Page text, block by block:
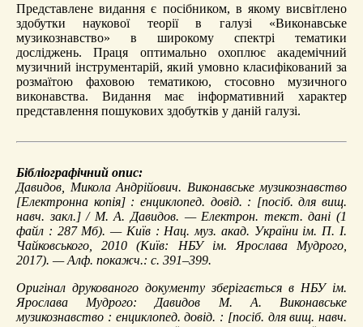
Представлене видання є посібником, в якому висвітлено
здобутки наукової теорії в галузі «Виконавське
музикознавство» в широкому спектрі тематики
досліджень. Праця оптимально охоплює академічний
музичний інструментарій, який умовно класифікований за
розмаїтою фаховою тематикою, стосовно музичного
виконавства. Видання має інформативний характер
представлення пошукових здобутків у даній галузі.
Бібліографічний опис:
Давидов, Микола Андрійович. Виконавське музикознавство
[Електронна копія] : енциклопед. довід. : [посіб. для вищ.
навч. закл.] / М. А. Давидов. — Електрон. текст. дані (1
файл : 287 Мб). — Київ : Нац. муз. акад. України ім. П. І.
Чайковського, 2010 (Київ: НБУ ім. Ярослава Мудрого,
2017). — Алф. покажч.: с. 391–399.
Оригінал друкованого документу зберігається в НБУ ім.
Ярослава Мудрого: Давидов М. А. Виконавське
музикознавство : енциклопед. довід. : [посіб. для вищ. навч.